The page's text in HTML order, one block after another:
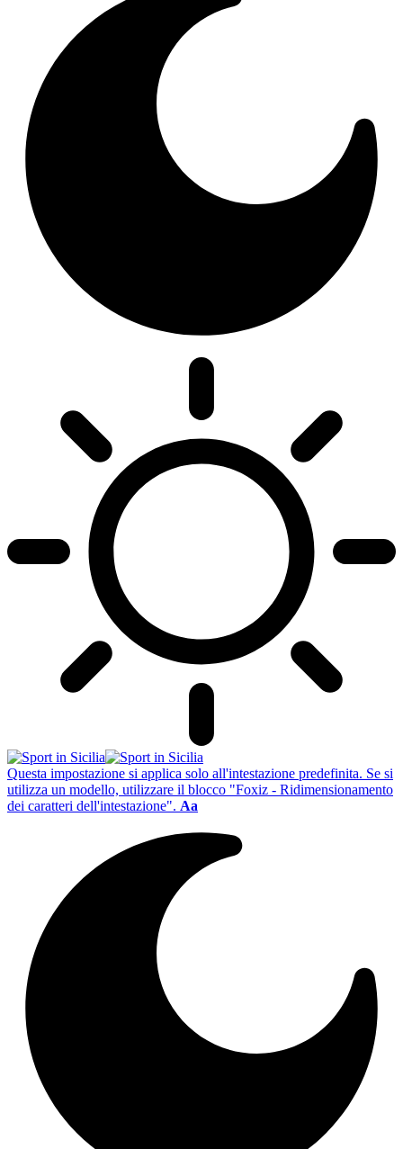
Questa impostazione si applica solo all'intestazione predefinita. Se si
utilizza un modello, utilizzare il blocco "Foxiz - Ridimensionamento
dei caratteri dell'intestazione". Aa